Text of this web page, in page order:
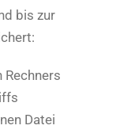
bis zur
Rechners
Datei